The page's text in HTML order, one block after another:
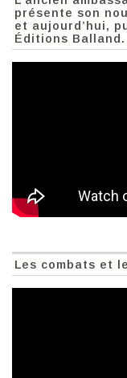
présente son
et aujourd’hui,
Éditions Balland.
Les combats et